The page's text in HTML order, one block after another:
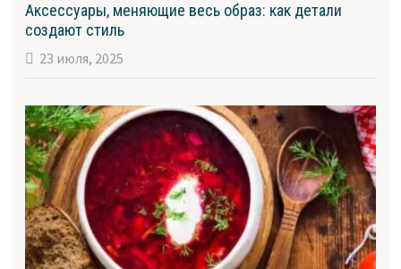
Аксессуары, меняющие весь образ: как детали
создают стиль
23 июля, 2025